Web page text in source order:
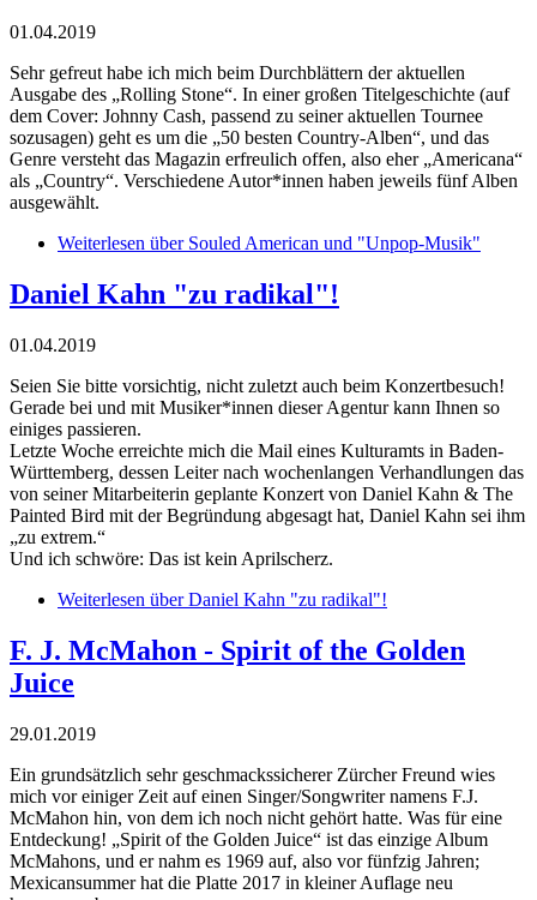
01.04.2019
Sehr gefreut habe ich mich beim Durchblättern der aktuellen
Ausgabe des „Rolling Stone“. In einer großen Titelgeschichte (auf
dem Cover: Johnny Cash, passend zu seiner aktuellen Tournee
sozusagen) geht es um die „50 besten Country-Alben“, und das
Genre versteht das Magazin erfreulich offen, also eher „Americana“
als „Country“. Verschiedene Autor*innen haben jeweils fünf Alben
ausgewählt.
Weiterlesen über Souled American und "Unpop-Musik"
Daniel Kahn "zu radikal"!
01.04.2019
Seien Sie bitte vorsichtig, nicht zuletzt auch beim Konzertbesuch!
Gerade bei und mit Musiker*innen dieser Agentur kann Ihnen so
einiges passieren.
Letzte Woche erreichte mich die Mail eines Kulturamts in Baden-
Württemberg, dessen Leiter nach wochenlangen Verhandlungen das
von seiner Mitarbeiterin geplante Konzert von Daniel Kahn & The
Painted Bird mit der Begründung abgesagt hat, Daniel Kahn sei ihm
„zu extrem.“
Und ich schwöre: Das ist kein Aprilscherz.
Weiterlesen über Daniel Kahn "zu radikal"!
F. J. McMahon - Spirit of the Golden
Juice
29.01.2019
Ein grundsätzlich sehr geschmackssicherer Zürcher Freund wies
mich vor einiger Zeit auf einen Singer/Songwriter namens F.J.
McMahon hin, von dem ich noch nicht gehört hatte. Was für eine
Entdeckung! „Spirit of the Golden Juice“ ist das einzige Album
McMahons, und er nahm es 1969 auf, also vor fünfzig Jahren;
Mexicansummer hat die Platte 2017 in kleiner Auflage neu